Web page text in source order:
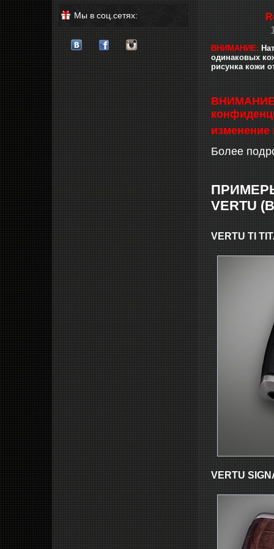
Мы в соц.сетях:
ВНИМАНИЕ:
одинаковых
рисунка кожи
ВНИМАНИЕ:
изменение
Более
VERTU
VERTU TI
VERTU